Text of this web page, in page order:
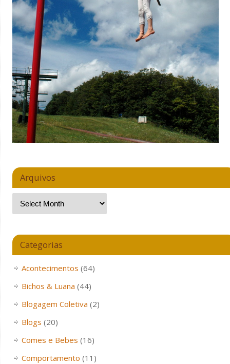
Arquivos
Categorias
Acontecimentos (64)
Bichos & Luana (44)
Blogagem Coletiva (2)
Blogs (20)
Comes e Bebes (16)
Comportamento (11)